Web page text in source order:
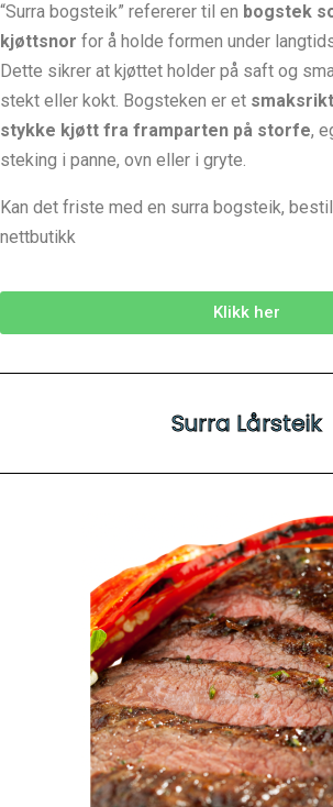
“Surra bogsteik” refererer til en bogstek
kjøttsnor for å holde formen under
Dette sikrer at kjøttet holder på saft og
stekt eller kokt. Bogsteken er et
stykke kjøtt fra framparten på storfe,
steking i panne, ovn eller i gryte.
Kan det friste med en surra bogsteik,
nettbutikk
Klikk her
Surra Lårsteik